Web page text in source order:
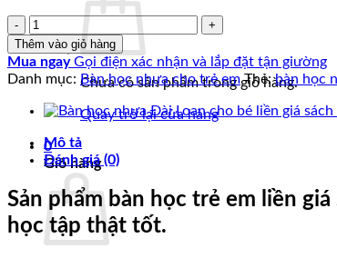
Chưa có sản phẩm trong giỏ hàng.
Quay trở lại cửa hàng
0
Giỏ hàng
Số
lượng
Thêm vào giỏ hàng
Mua ngay Gọi điện xác nhận và lắp đặt tận giường
Danh mục: Bàn học nhựa cho trẻ em Thẻ:bàn học
Mô tả
Đánh giá (0)
Sản phẩm bàn học trẻ em liền
học tập thật tốt.